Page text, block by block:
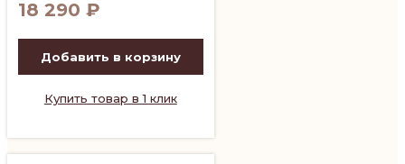
18 290 ₽
Добавить в корзину
Купить товар в 1 клик